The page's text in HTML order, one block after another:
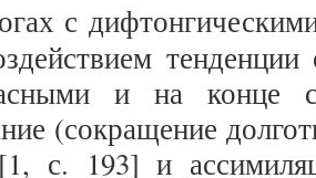
с
и на конце
(сокращение
с. 193] и